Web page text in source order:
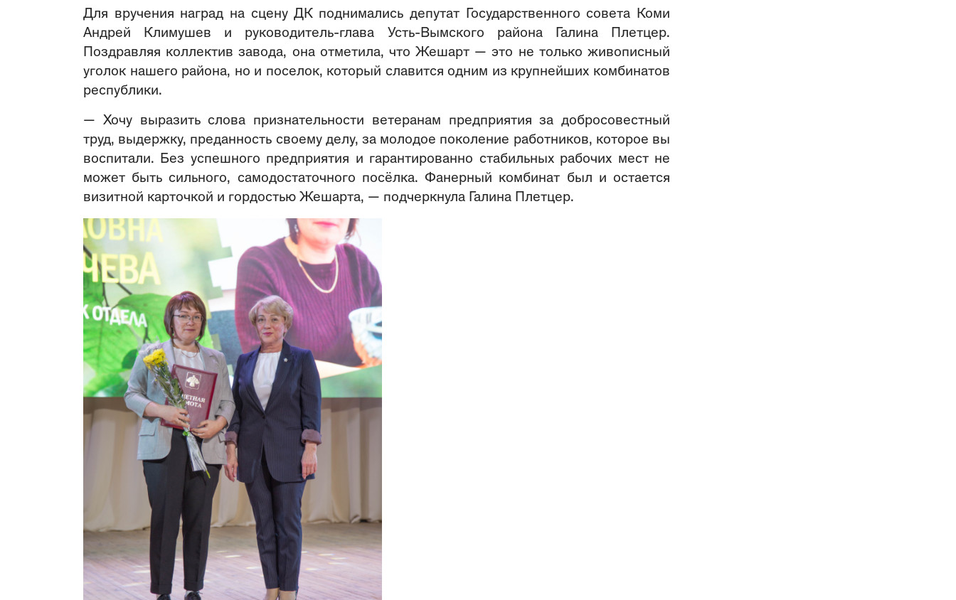
Для вручения наград на сцену ДК поднимались депутат Государственного совета Коми
Андрей Климушев и руководитель-глава Усть-Вымского района Галина Плетцер.
Поздравляя коллектив завода, она отметила, что Жешарт — это не только живописный
уголок нашего района, но и поселок, который славится одним из крупнейших комбинатов
республики.
— Хочу выразить слова признательности ветеранам предприятия за добросовестный
труд, выдержку, преданность своему делу, за молодое поколение работников, которое вы
воспитали. Без успешного предприятия и гарантированно стабильных рабочих мест не
может быть сильного, самодостаточного посёлка. Фанерный комбинат был и остается
визитной карточкой и гордостью Жешарта, — подчеркнула Галина Плетцер.